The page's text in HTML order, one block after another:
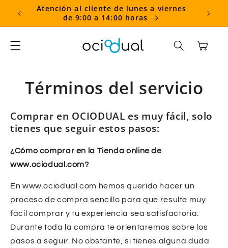
directamenteAtención al cliente de lunes a viernes
de 9:00 a 14:00 horas
Carrito
Términos del servicio
Comprar en OCIODUAL es muy fácil, solo
tienes que seguir estos pasos:
¿Cómo comprar en la Tienda online de
www.ociodual.com?
En www.ociodual.com hemos querido hacer un
proceso de compra sencillo para que resulte muy
fácil comprar y tu experiencia sea satisfactoria.
Durante toda la compra te orientaremos sobre los
pasos a seguir. No obstante, si tienes alguna duda